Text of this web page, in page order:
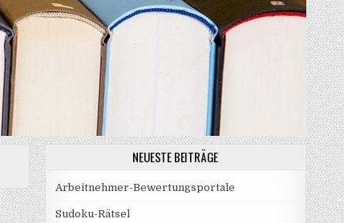
NEUESTE BEITRÄGE
Arbeitnehmer-Bewertungsportale
Sudoku-Rätsel